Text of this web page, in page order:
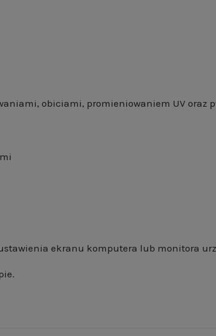
obiciami, promieniowaniem UV oraz
ekranu komputera lub monitora